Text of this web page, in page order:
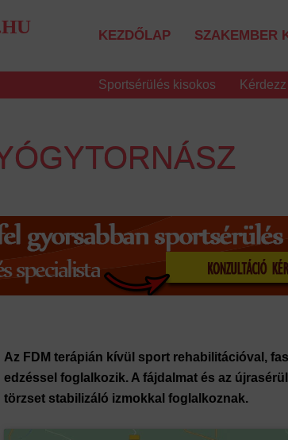
KEZDŐLAP SZAKEMBER
Sportsérülés kisokos
Az FDM terápián kívül sport rehabilitációval,
edzéssel foglalkozik. A fájdalmat és az
törzset stabilizáló izmokkal foglalkoznak.